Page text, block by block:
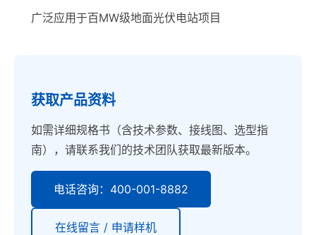
广泛应用于百MW级地面光伏电站项目
获取产品资料
如需详细规格书（含技术参数、接线图、选型指
南），请联系我们的技术团队获取最新版本。
电话咨询：400-001-8882
在线留言 / 申请样机